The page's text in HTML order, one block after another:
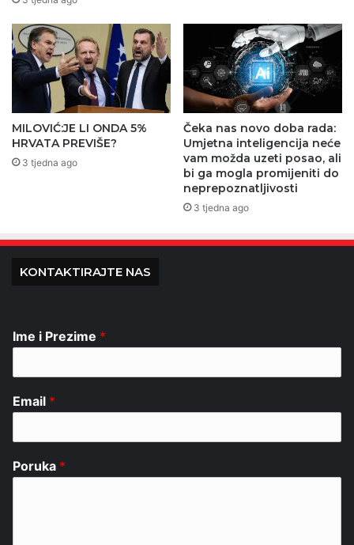
MILOVIĆ:JE LI ONDA 5%
HRVATA PREVIŠE?
3 tjedna ago
Čeka nas novo doba rada:
Umjetna inteligencija neće
vam možda uzeti posao, ali
bi ga mogla promijeniti do
neprepoznatljivosti
3 tjedna ago
KONTAKTIRAJTE NAS
Ime i Prezime *
Email *
Poruka *